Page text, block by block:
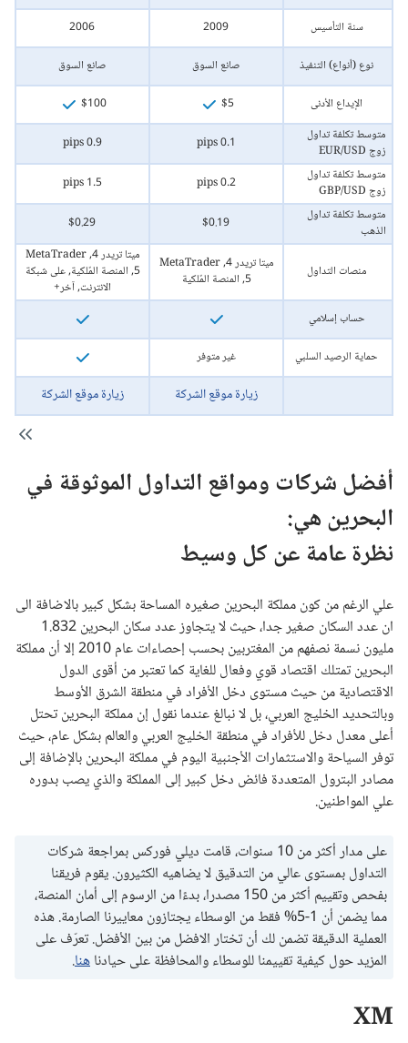
سنة التأسيس 2009
2006
نوع (أنواع) التنفيذ
صانع السوق
صانع السوق
الإيداع الأدنى
$5
$100
متوسط تكلفة تداول
زوج EUR/USD
0.1 pips
0.9 pips
متوسط تكلفة تداول
زوج GBP/USD
0.2 pips
1.5 pips
متوسط تكلفة تداول
الذهب
$0.19
$0.29
منصات التداول
ميتا تريدر 4, MetaTrader
5, المنصة المٌلكية
ميتا تريدر 4, MetaTrader
5, المنصة المٌلكية, على شبكة
الانترنت, آخر+
حساب إسلامي
حماية الرصيد السلبي
غير متوفر
زيارة موقع الشركة زيارة موقع الشركة
أفضل شركات ومواقع التداول الموثوقة في
البحرين هي:
نظرة عامة عن كل وسيط
علي الرغم من كون مملكة البحرين صغيره المساحة بشكل كبير بالاضافة الى
ان عدد السكان صغير جدا، حيث لا يتجاوز عدد سكان البحرين 1.832
مليون نسمة نصفهم من المغتربين بحسب إحصاءات عام 2010 إلا أن مملكة
البحرين تمتلك اقتصاد قوي وفعال للغاية كما تعتبر من أقوى الدول
الاقتصادية من حيث مستوى دخل الأفراد في منطقة الشرق الأوسط
وبالتحديد الخليج العربي، بل لا نبالغ عندما نقول إن مملكة البحرين تحتل
أعلى معدل دخل للأفراد في منطقة الخليج العربي والعالم بشكل عام، حيث
توفر السياحة والاستثمارات الأجنبية اليوم في مملكة البحرين بالإضافة إلى
مصادر البترول المتعددة فائض دخل كبير إلى المملكة والذي يصب بدوره
علي المواطنين.
على مدار أكثر من 10 سنوات، قامت ديلي فوركس بمراجعة شركات
التداول بمستوى عالي من التدقيق لا يضاهيه الكثيرون. يقوم فريقنا
بفحص وتقييم أكثر من 150 مصدرا، بدءًا من الرسوم إلى أمان المنصة،
مما يضمن أن 1-5% فقط من الوسطاء يجتازون معاييرنا الصارمة. هذه
العملية الدقيقة تضمن لك أن تختار الافضل من بين الأفضل. تعرّف على
المزيد حول كيفية تقييمنا للوسطاء والمحافظة على حيادناهنا.
XM